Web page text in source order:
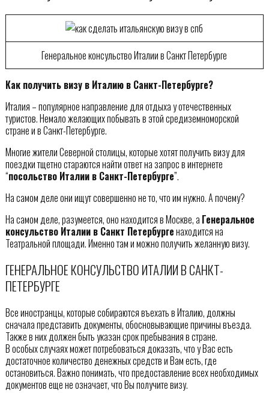
Генеральное консульство Италии в Санкт Петербурге
Как получить визу в Италию в Санкт-Петербурге?
Италия – популярное направление для отдыха у отечественных
туристов. Немало желающих побывать в этой средиземноморской
стране и в Санкт-Петербурге.
Многие жители Северной столицы, которые хотят получить визу для
поездки тщетно стараются найти ответ на запрос в интернете
“посольство Италии в Санкт-Петербурге”.
На самом деле они ищут совершенно не то, что им нужно. А почему?
На самом деле, разумеется, оно находится в Москве, а Генеральное
консульство Италии в Санкт Петербургенаходится на
Театральной площади. Именно там и можно получить желанную визу.
ГЕНЕРАЛЬНОЕ КОНСУЛЬСТВО ИТАЛИИ В САНКТ-
ПЕТЕРБУРГЕ
Все иностранцы, которые собираются въехать в Италию, должны
сначала представить документы, обосновывающие причины въезда.
Также в них должен быть указан срок пребывания в стране.
В особых случаях может потребоваться доказать, что у Вас есть
достаточное количество денежных средств и Вам есть, где
остановиться. Важно понимать, что предоставление всех необходимых
документов еще не означает, что Вы получите визу.